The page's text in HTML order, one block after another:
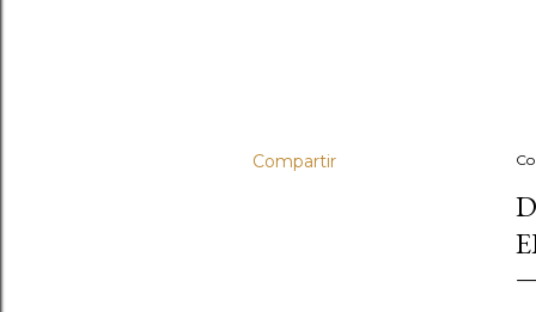
Compartir